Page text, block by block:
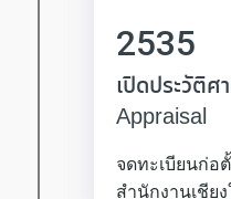
2535
เปิดประวัติ
Appraisal
จดทะเบียนก่อ
สำนักงานเชีย